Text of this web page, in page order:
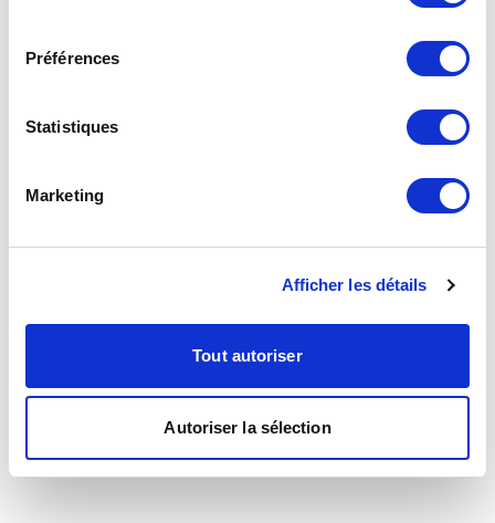
Préférences
Statistiques
Marketing
Afficher les détails
Tout autoriser
Autoriser la sélection